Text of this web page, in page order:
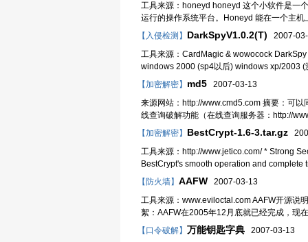
工具来源：honeyd honeyd 这个小软件是一
运行的操作系统平台。Honeyd 能在一个主
【入侵检测】 DarkSpyV1.0.2(T) 2007-
工具来源：CardMagic & wowocock
windows 2000 (sp4以后) windows xp/2003 (
【加密解密】 md5 2007-03-13
来源网站：http://www.cmd5.com 摘要：可
线查询破解功能（在线查询服务器：http://
【加密解密】 BestCrypt-1.6-3.tar.gz
工具来源：http://www.jetico.com/ * Strong
BestCrypt's smooth operation and
【防火墙】 AAFW 2007-03-13
工具来源：www.eviloctal.com AAFW开源说
絮：AAFW在2005年12月底就已经完成，现
【口令破解】 万能钥匙字典 2007-03-13